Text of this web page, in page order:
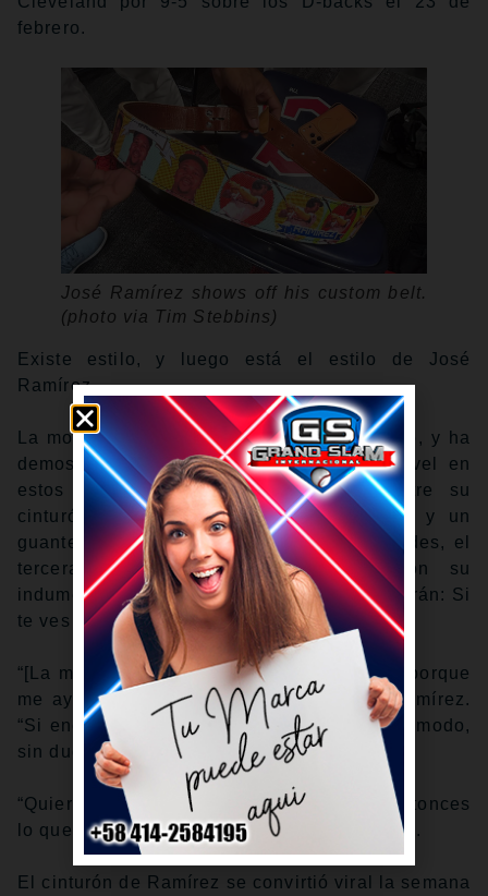
febrero.
José Ramírez shows off his custom belt.
(photo via Tim Stebbins)
Existe estilo, y luego está el estilo de José
Ramírez.
La moda es importante para el quisqueyano, y ha
demostrado que ha estado a un último nivel en
estos Entrenamientos de Primavera. Entre su
cinturón, los guantines de varios colores y un
guante negro con decoraciones rojas y verdes, el
tercera base se sigue expresando con su
indumentaria. Al final se trata del clásico refrán: Si
te ves bien, te sientes bien.
“[La moda y el estilo son] muy importantes porque
me ayudan a sentirme cómodo”, explicó Ramírez.
“Si encuentras cosas que te hacen sentir cómodo,
sin dudas, eso es lo que buscas.
“Quieres sentirte cómodo en el terreno. Entonces
lo que me ayude a sentirme cómodo, lo haré”.
El cinturón de Ramírez se convirtió viral la semana